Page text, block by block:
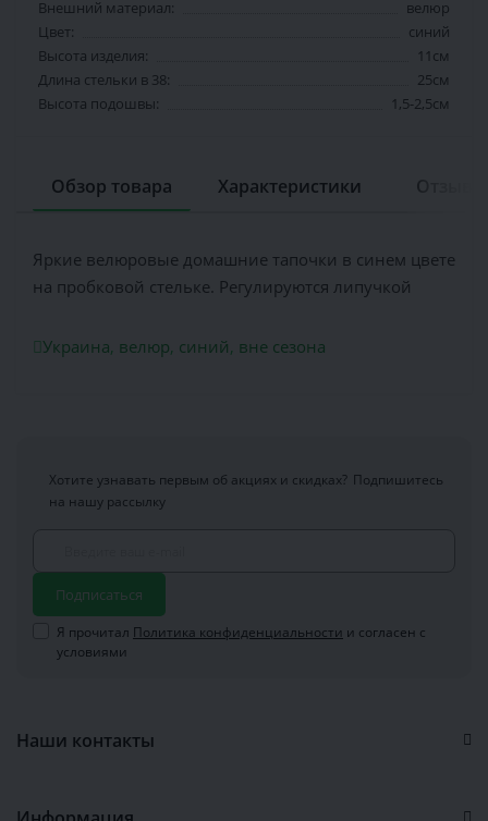
Внешний материал:
велюр
Цвет:
синий
Высота изделия:
11см
Длина стельки в 38:
25см
Высота подошвы:
1,5-2,5см
Обзор товара Характеристики
Яркие велюровые домашние тапочки в синем цвете
на пробковой стельке. Регулируются липучкой
Украина, велюр, синий, вне сезона
Хотите узнавать первым об акциях и скидках? Подпишитесь
на нашу рассылку
Подписаться
Я прочитал Политика конфиденциальности и согласен с
условиями
Наши контакты